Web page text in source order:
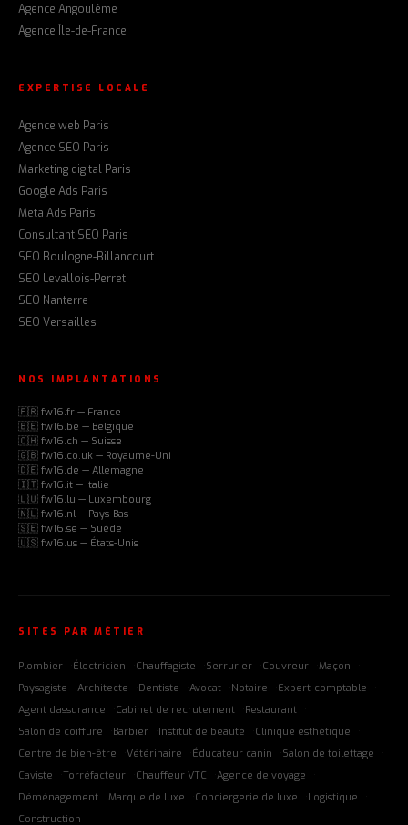
Agence Angoulême
Agence Île-de-France
EXPERTISE LOCALE
Agence web Paris
Agence SEO Paris
Marketing digital Paris
Google Ads Paris
Meta Ads Paris
Consultant SEO Paris
SEO Boulogne-Billancourt
SEO Levallois-Perret
SEO Nanterre
SEO Versailles
NOS IMPLANTATIONS
🇫🇷 fw16.fr — France
🇧🇪 fw16.be — Belgique
🇨🇭 fw16.ch — Suisse
🇬🇧 fw16.co.uk — Royaume-Uni
🇩🇪 fw16.de — Allemagne
🇮🇹 fw16.it — Italie
🇱🇺 fw16.lu — Luxembourg
🇳🇱 fw16.nl — Pays-Bas
🇸🇪 fw16.se — Suède
🇺🇸 fw16.us — États-Unis
SITES PAR MÉTIER
Plombier Électricien Chauffagiste Serrurier Couvreur
Maçon
Paysagiste
Architecte Dentiste Avocat Notaire
Expert-comptable
Agent d'assurance
Cabinet de recrutement
Restaurant
Salon de coiffure
Barbier Institut de beauté
Clinique esthétique
Centre de bien-être
Vétérinaire Éducateur canin
Salon de toilettage
Caviste
Torréfacteur Chauffeur VTC
Agence de voyage
Déménagement
Marque de luxe Conciergerie de luxe
Logistique
Construction